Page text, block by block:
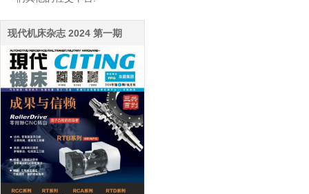
现代机床杂志 2024 第一期